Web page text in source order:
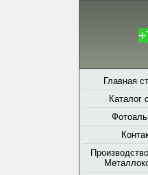
Главная
Каталог